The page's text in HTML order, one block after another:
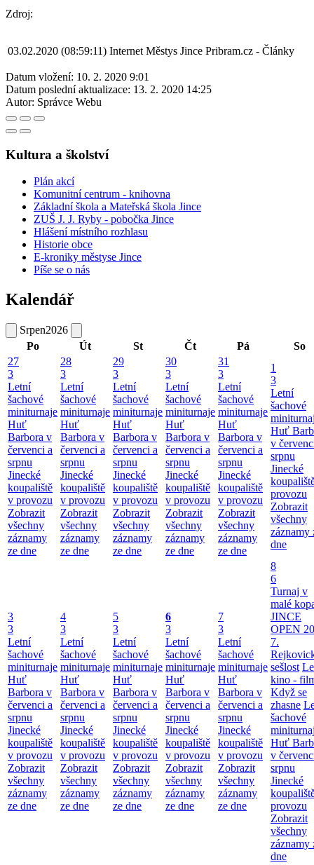
Zdroj:
03.02.2020 (08:59:11) Internet Městys Jince Pribram.cz - Články
Datum vložení: 10. 2. 2020 9:01
Datum poslední aktualizace: 13. 2. 2020 14:25
Autor: Správce Webu
Kultura a školství
Plán akcí
Komunitní centrum - knihovna
Základní škola a Mateřská škola Jince
ZUŠ J. J. Ryby - pobočka Jince
Hlášení místního rozhlasu
Historie obce
E-kroniky městyse Jince
Píše se o nás
Kalendář
Srpen2026
Po
Út St Čt Pá
So
27
3
Letní
šachové
miniturnaje
Huť
Barbora v
červenci a
srpnu
Jinecké
koupaliště
v provozu
Zobrazit
všechny
záznamy
ze dne
28
3
Letní
šachové
miniturnaje
Huť
Barbora v
červenci a
srpnu
Jinecké
koupaliště
v provozu
Zobrazit
všechny
záznamy
ze dne
29
3
Letní
šachové
miniturnaje
Huť
Barbora v
červenci a
srpnu
Jinecké
koupaliště
v provozu
Zobrazit
všechny
záznamy
ze dne
30
3
Letní
šachové
miniturnaje
Huť
Barbora v
červenci a
srpnu
Jinecké
koupaliště
v provozu
Zobrazit
všechny
záznamy
ze dne
31
3
Letní
šachové
miniturnaje
Huť
Barbora v
červenci a
srpnu
Jinecké
koupaliště
v provozu
Zobrazit
všechny
záznamy
ze dne
1
3
Letní
šachové
Huť
v
srpnu
Jinecké
provozu
Zobrazit
všechny
záznamy
dne
3
3
Letní
šachové
miniturnaje
Huť
Barbora v
červenci a
srpnu
Jinecké
koupaliště
v provozu
Zobrazit
všechny
záznamy
ze dne
4
3
Letní
šachové
miniturnaje
Huť
Barbora v
červenci a
srpnu
Jinecké
koupaliště
v provozu
Zobrazit
všechny
záznamy
ze dne
5
3
Letní
šachové
miniturnaje
Huť
Barbora v
červenci a
srpnu
Jinecké
koupaliště
v provozu
Zobrazit
všechny
záznamy
ze dne
6
3
Letní
šachové
miniturnaje
Huť
Barbora v
červenci a
srpnu
Jinecké
koupaliště
v provozu
Zobrazit
všechny
záznamy
ze dne
7
3
Letní
šachové
miniturnaje
Huť
Barbora v
červenci a
srpnu
Jinecké
koupaliště
v provozu
Zobrazit
všechny
záznamy
ze dne
8
6
Turnaj v
malé
JINCE
OPEN
7.
sešlost
kino -
Když se
zhasne
šachové
Huť
v
srpnu
Jinecké
provozu
Zobrazit
všechny
záznamy
dne